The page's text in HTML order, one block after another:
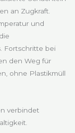
an Zugkraft.
und
Fortschritte bei
den Weg für
ohne Plastikmüll
verbindet